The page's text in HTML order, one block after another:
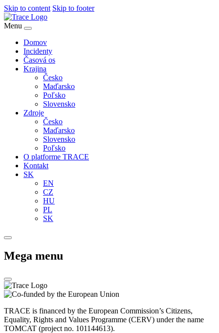
Skip to content Skip to footer
Menu
Domov
Incidenty
Časová os
Krajina
Česko
Maďarsko
Poľsko
Slovensko
Zdroje
Česko
Maďarsko
Slovensko
Poľsko
O platforme TRACE
Kontakt
SK
EN
CZ
HU
PL
SK
Mega menu
TRACE is financed by the European Commission’s Citizens,
Equality, Rights and Values Programme (CERV) under the name
TOMCAT (project no. 101144613).